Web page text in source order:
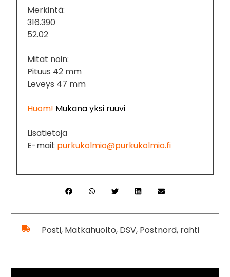
Merkintä:
316.390
52.02
Mitat noin:
Pituus 42 mm
Leveys 47 mm
Huom! Mukana yksi ruuvi
Lisätietoja
E-mail: purkukolmio@purkukolmio.fi
Posti, Matkahuolto, DSV, Postnord, rahti